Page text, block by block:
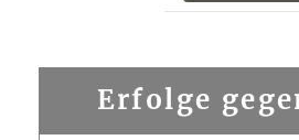
Erfolge